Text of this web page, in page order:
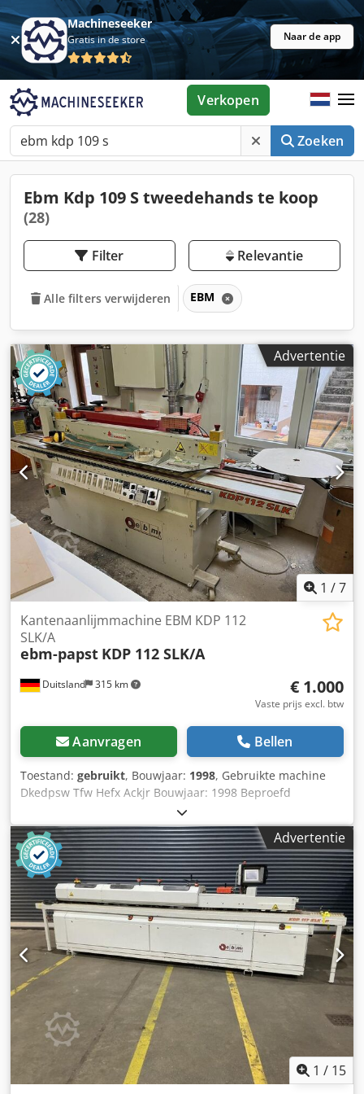
Machineseeker
Gratis in de store Naar de app
Zoeken
Verkopen
Ebm Kdp 109 S tweedehands te koop
(28)
Filter Relevantie
Alle filters verwijderen EBM
Advertentie
1 /7
Duitsland 315 km
Kantenaanlijmmachine EBM KDP 112
SLK/A
ebm-papst KDP 112 SLK/A
€ 1.000
Vaste prijs excl. btw
Aanvragen Bellen
Toestand: gebruikt, Bouwjaar: 1998, Gebruikte machine
Dkedpsw Tfw Hefx Ackjr Bouwjaar: 1998 Beproefd
snelverwarmingsbad; opwarmtijd ca. 5 min.
Veiligheidsvergrendeling van de aanvoerwals; de wals start
pas nadat de bedrijfstemperatuur is bereikt. Centrale, in
hoogte verstelbare bovendrukklem. Kantentoevoer en
rolafscheiding pneumatisch. Aansluitvermogen: ca. 11,5
kW, verwarmingsvermogen 4,5 kW, frequentieomvormer
300 Hz 4 kVA. HF-afkortzaagunit: elektrisch - pneumatisch
gestuurd, motorvermogen 0,37 kW. Zaagblad diameter 100
mm. HF-kantenfreesunit: voor radius-, recht- en
afkantfrezen. Afkorten van bandmateriaal tot 3 mm.
Aanlijmen en afkorten tot 5 mm. Minimale werkstuklengte:
260 mm. Minimale werkstukbreedte: 90 mm.
Werkstukhogte: afkantfrezen vanaf 10 mm / radiusfrezen
vanaf 13 mm / max. 45 mm Uittrekbare werkstukopleg aan
de voorzijde. Digitale positieweergave voor
invoerhoogteverstelling, kantdikte en frezen. Met
onderstel. Met verwarmde invoerlineaal.
Advertentie
1 / 15